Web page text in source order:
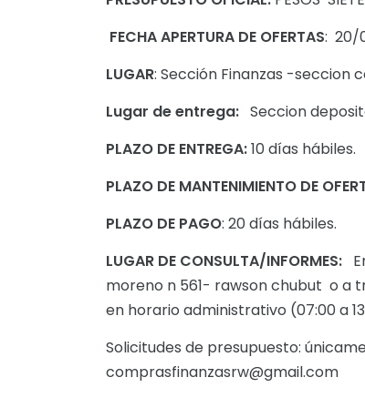
FECHA APERTURA DE OFERTAS: 20/
LUGAR: Sección Finanzas -seccion
Lugar de entrega: Seccion
PLAZO DE ENTREGA:10 días hábiles.
PLAZO DE MANTENIMIENTO DE
PLAZO DE PAGO: 20 días hábiles.
LUGAR DE CONSULTA/INFORMES:
moreno n 561- rawson chubut o a
en horario administrativo (07:00 a
Solicitudes de presupuesto:
comprasfinanzasrw@gmail.com